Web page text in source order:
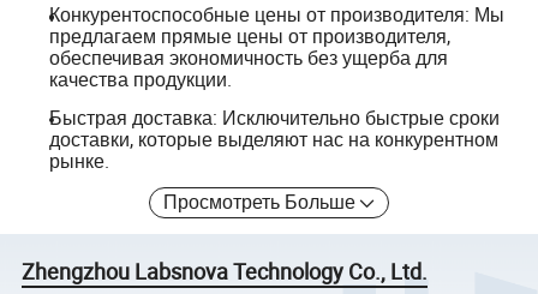
Конкурентоспособные цены от производителя: Мы
предлагаем прямые цены от производителя,
обеспечивая экономичность без ущерба для
качества продукции.
Быстрая доставка: Исключительно быстрые сроки
доставки, которые выделяют нас на конкурентном
рынке.
Просмотреть Больше
Zhengzhou Labsnova Technology Co., Ltd.